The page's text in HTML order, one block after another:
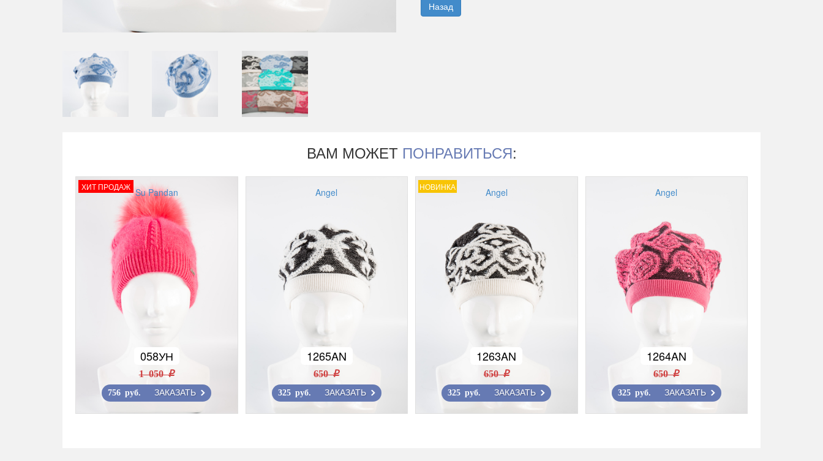
Назад
ВАМ МОЖЕТ ПОНРАВИТЬСЯ:
ХИТ ПРОДАЖ Su Pandan
058УН
1 050 r
756 руб. ЗАКАЗАТЬ
Angel
1265AN
650 r
325 руб. ЗАКАЗАТЬ
НОВИНКА Angel
1263AN
650 r
325 руб. ЗАКАЗАТЬ
Angel
1264AN
650 r
325 руб. ЗАКАЗАТЬ